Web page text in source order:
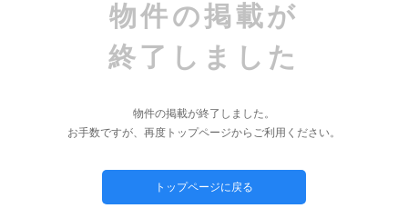
物件の掲載が
終了しました
物件の掲載が終了しました。
お手数ですが、再度トップページからご利用ください。
トップページに戻る